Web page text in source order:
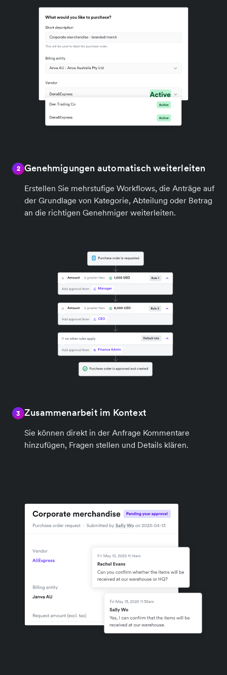
2 Genehmigungen automatisch weiterleiten
Erstellen Sie mehrstufige Workflows, die Anträge auf
der Grundlage von Kategorie, Abteilung oder Betrag
an die richtigen Genehmiger weiterleiten.
3 Zusammenarbeit im Kontext
Sie können direkt in der Anfrage Kommentare
hinzufügen, Fragen stellen und Details klären.